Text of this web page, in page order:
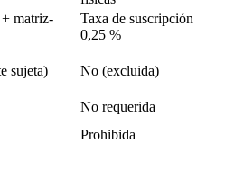
matriz-
Taxa de suscripción
0,25 %
sujeta) No (excluida)
No requerida
Prohibida